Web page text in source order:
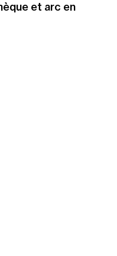
et arc en